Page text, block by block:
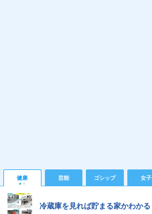
健康 芸能 ゴシップ 女子
冷蔵庫を見れば貯まる家かわかる